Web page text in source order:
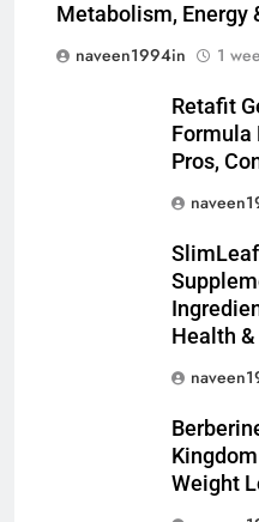
Metabolism, Energy
naveen1994in
1
Retafit
Formula
Pros,
Health
Weight